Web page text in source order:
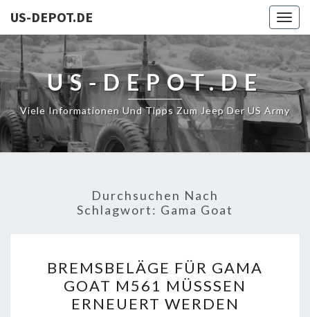
US-DEPOT.DE
US-DEPOT.DE
Viele Informationen Und Tipps Zum Jeep Der US Army
Durchsuchen Nach
Schlagwort: Gama Goat
FÜR
GAMA
GOAT
BREMSBELÄGE FÜR GAMA
GOAT M561 MÜSSSEN
ERNEUERT WERDEN